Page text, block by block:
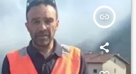
insert_link